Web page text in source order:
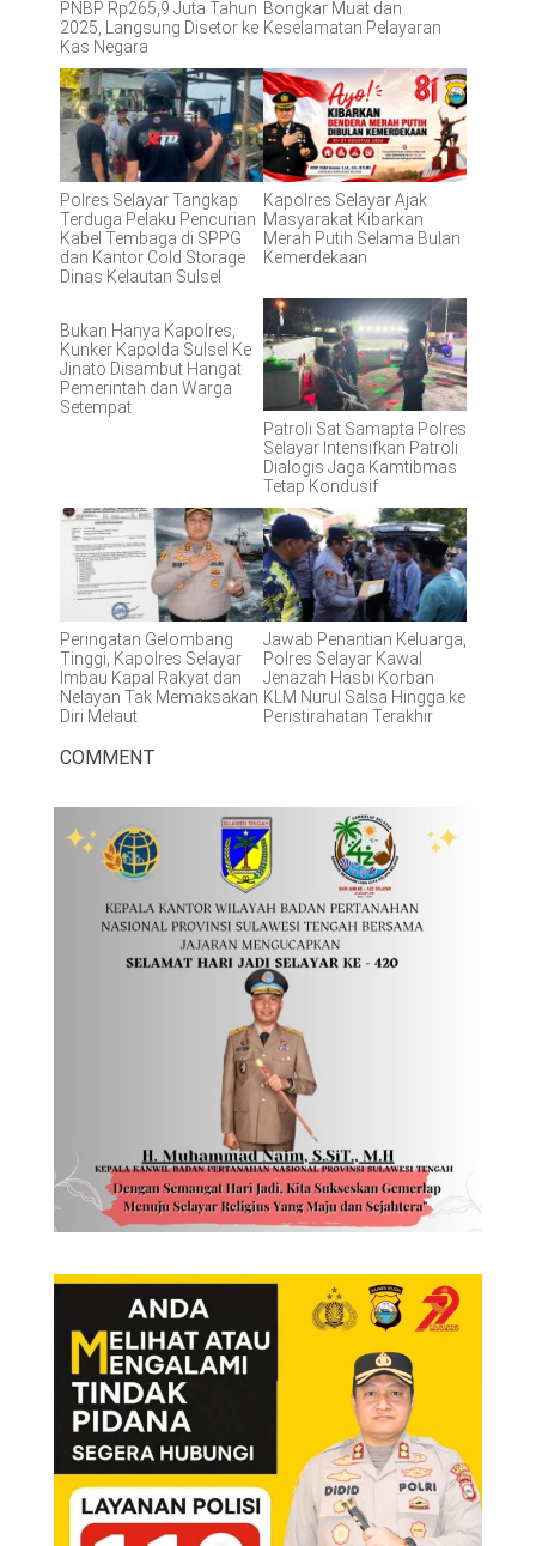
PNBP Rp265,9 Juta Tahun
2025, Langsung Disetor ke
Kas Negara
Bongkar Muat dan
Keselamatan Pelayaran
Polres Selayar Tangkap
Terduga Pelaku Pencurian
Kabel Tembaga di SPPG
dan Kantor Cold Storage
Dinas Kelautan Sulsel
Kapolres Selayar Ajak
Masyarakat Kibarkan
Merah Putih Selama Bulan
Kemerdekaan
Bukan Hanya Kapolres,
Kunker Kapolda Sulsel Ke
Jinato Disambut Hangat
Pemerintah dan Warga
Setempat
Patroli Sat Samapta Polres
Selayar Intensifkan Patroli
Dialogis Jaga Kamtibmas
Tetap Kondusif
Peringatan Gelombang
Tinggi, Kapolres Selayar
Imbau Kapal Rakyat dan
Nelayan Tak Memaksakan
Diri Melaut
Jawab Penantian Keluarga,
Polres Selayar Kawal
Jenazah Hasbi Korban
KLM Nurul Salsa Hingga ke
Peristirahatan Terakhir
COMMENT